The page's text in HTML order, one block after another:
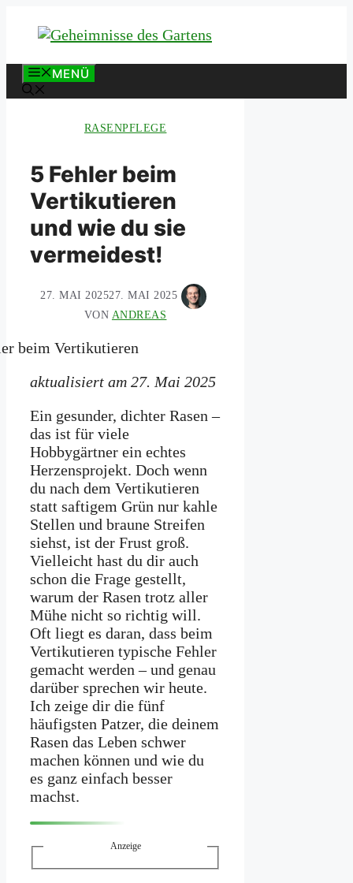
Inhalt
MENÜ
RASENPFLEGE
5 Fehler beim
Vertikutieren
und wie du sie
vermeidest!
27. MAI 202527. MAI 2025
VON ANDREAS
aktualisiert am 27. Mai 2025
Ein gesunder, dichter Rasen –
das ist für viele
Hobbygärtner ein echtes
Herzensprojekt. Doch wenn
du nach dem Vertikutieren
statt saftigem Grün nur kahle
Stellen und braune Streifen
siehst, ist der Frust groß.
Vielleicht hast du dir auch
schon die Frage gestellt,
warum der Rasen trotz aller
Mühe nicht so richtig will.
Oft liegt es daran, dass beim
Vertikutieren typische Fehler
gemacht werden – und genau
darüber sprechen wir heute.
Ich zeige dir die fünf
häufigsten Patzer, die deinem
Rasen das Leben schwer
machen können und wie du
es ganz einfach besser
machst.
Anzeige